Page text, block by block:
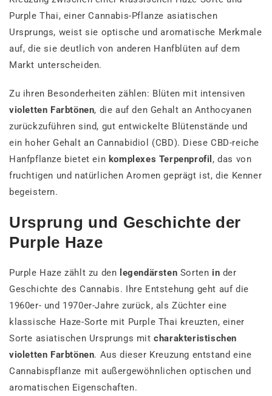
Purple Thai, einer Cannabis-Pflanze asiatischen
Ursprungs, weist sie optische und aromatische Merkmale
auf, die sie deutlich von anderen Hanfblüten auf dem
Markt unterscheiden.
Zu ihren Besonderheiten zählen: Blüten mit intensiven
violetten Farbtönen, die auf den Gehalt an Anthocyanen
zurückzuführen sind, gut entwickelte Blütenstände und
ein hoher Gehalt an Cannabidiol (CBD). Diese CBD-reiche
Hanfpflanze bietet ein komplexes Terpenprofil , das von
fruchtigen und natürlichen Aromen geprägt ist, die Kenner
begeistern.
Ursprung und Geschichte der
Purple Haze
Purple Haze zählt zu den legendärsten Sorten in der
Geschichte des Cannabis. Ihre Entstehung geht auf die
1960er- und 1970er-Jahre zurück, als Züchter eine
klassische Haze-Sorte mit Purple Thai kreuzten, einer
Sorte asiatischen Ursprungs mitcharakteristischen
violetten Farbtönen. Aus dieser Kreuzung entstand eine
Cannabispflanze mit außergewöhnlichen optischen und
aromatischen Eigenschaften.